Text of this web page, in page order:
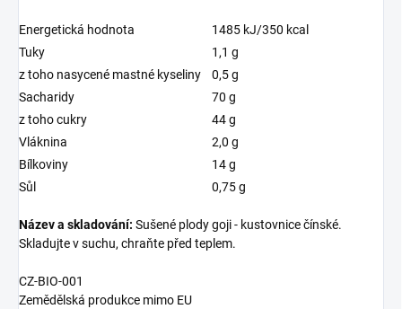
Energetická hodnota
1485 kJ/350 kcal
Tuky
1,1 g
z toho nasycené mastné kyseliny
0,5 g
Sacharidy
70 g
z toho cukry
44 g
Vláknina
2,0 g
Bílkoviny
14 g
Sůl
0,75 g
Název a skladování: Sušené plody goji - kustovnice čínské.
Skladujte v suchu, chraňte před teplem.
CZ-BIO-001
Zemědělská produkce mimo EU